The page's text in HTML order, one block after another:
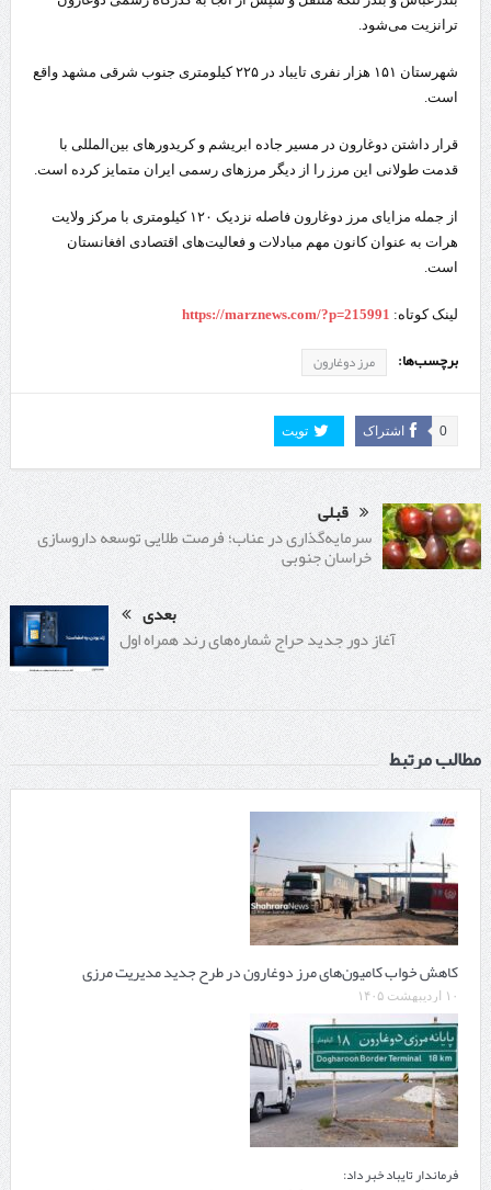
ترانزیت می‌شود.
شهرستان ۱۵۱ هزار نفری تایباد در ۲۲۵ کیلومتری جنوب شرقی مشهد واقع
است.
قرار داشتن دوغارون در مسیر جاده ابریشم و کریدورهای بین‌المللی با
قدمت طولانی این مرز را از دیگر مرزهای رسمی ایران متمایز کرده است.
از جمله مزایای مرز دوغارون فاصله نزدیک ۱۲۰ کیلومتری با مرکز ولایت
هرات به عنوان کانون مهم مبادلات و فعالیت‌های اقتصادی افغانستان
است.
لینک کوتاه: https://marznews.com/?p=215991
برچسب‌ها: مرز دوغارون
اشتراک 0 تویت
قبلی
سرمایه‌گذاری در عناب؛ فرصت طلایی توسعه داروسازی
خراسان جنوبی
بعدی
آغاز دور جدید حراج شماره‌های رند همراه اول
مطالب مرتبط
کاهش خواب کامیون‌های مرز دوغارون در طرح جدید مدیریت مرزی
۱۰ اردیبهشت ۱۴۰۵
فرماندار تایباد خبر داد: